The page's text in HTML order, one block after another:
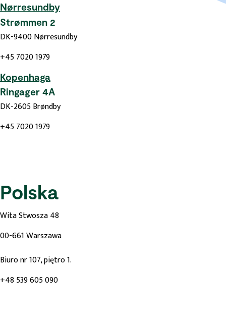
Nørresundby
Strømmen 2
DK-9400 Nørresundby
+45 7020 1979
Kopenhaga
Ringager 4A
DK-2605 Brøndby
+45 7020 1979
Polska
Wita Stwosza 48
00-661 Warszawa
Biuro nr 107, piętro 1.
+48 539 605 090